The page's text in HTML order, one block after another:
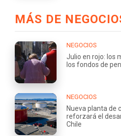
MÁS DE
NEGOCIOS
Julio en rojo: los
los fondos de
NEGOCIOS
Nueva planta de
reforzará el
Chile